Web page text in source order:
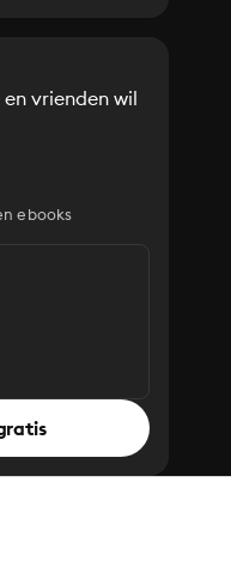
vrienden wil
ebooks